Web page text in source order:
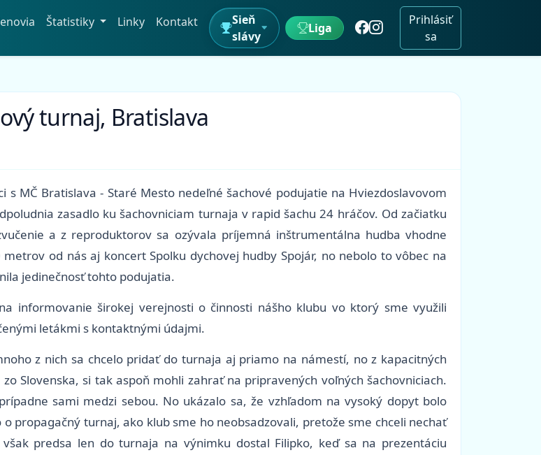
Štatistiky Linky Kontakt
Sieň
slávy
Liga
Prihlásiť
sa
turnaj, Bratislava
s MČ Bratislava - Staré Mesto nedeľné šachové podujatie na Hviezdoslavovom
zasadlo ku šachovniciam turnaja v rapid šachu 24 hráčov. Od začiatku
a z reproduktorov sa ozývala príjemná inštrumentálna hudba vhodne
od nás aj koncert Spolku dychovej hudby Spojár, no nebolo to vôbec na
jedinečnosť tohto podujatia.
informovanie širokej verejnosti o činnosti nášho klubu vo ktorý sme využili
letákmi s kontaktnými údajmi.
z nich sa chcelo pridať do turnaja aj priamo na námestí, no z kapacitných
Slovenska, si tak aspoň mohli zahrať na pripravených voľných šachovniciach.
sami medzi sebou. No ukázalo sa, že vzhľadom na vysoký dopyt bolo
propagačný turnaj, ako klub sme ho neobsadzovali, pretože sme chceli nechať
predsa len do turnaja na výnimku dostal Filipko, keď sa na prezentáciu